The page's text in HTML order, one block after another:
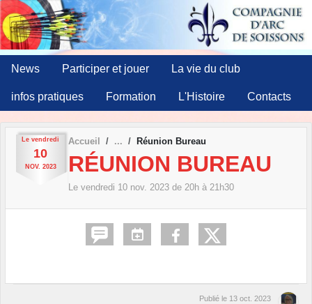
News Participer et jouer La vie du club
infos pratiques Formation L'Histoire Contacts
Le vendredi
10
NOV. 2023
Accueil Réunion Bureau
RÉUNION BUREAU
Le vendredi 10 nov. 2023 de 20h à 21h30
Publié le 13 oct. 2023
Panneau de gestion des cookies